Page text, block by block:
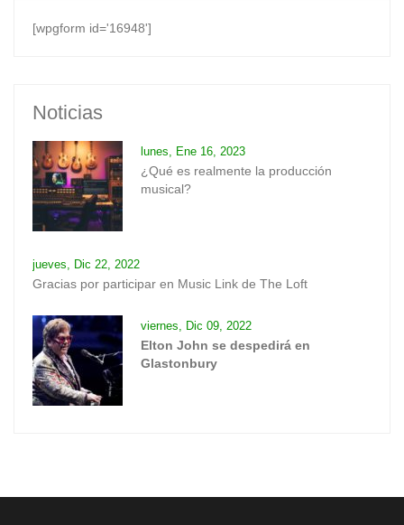
[wpgform id='16948']
Noticias
lunes, Ene 16, 2023
¿Qué es realmente la producción
musical?
jueves, Dic 22, 2022
Gracias por participar en Music Link de The Loft
viernes, Dic 09, 2022
Elton John se despedirá en
Glastonbury